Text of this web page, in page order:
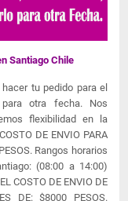
Santiago Chile
tu pedido para el
otra fecha. Nos
flexibilidad en la
DE ENVIO PARA
Rangos horarios
(08:00 a 14:00)
COSTO DE ENVIO DE
DE: $8000 PESOS.